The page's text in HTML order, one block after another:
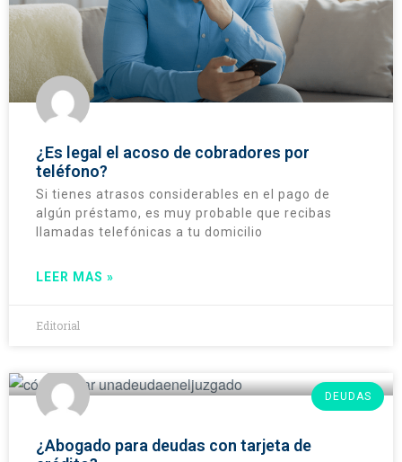
¿Es legal el acoso de cobradores por
teléfono?
Si tienes atrasos considerables en el pago de
algún préstamo, es muy probable que recibas
llamadas telefónicas a tu domicilio
LEER MAS »
Editorial
DEUDAS
¿Abogado para deudas con tarjeta de